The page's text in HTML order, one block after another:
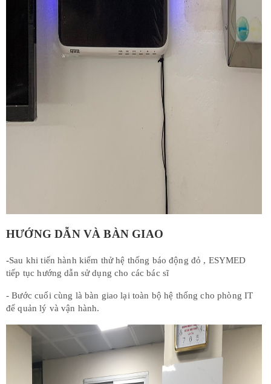
HƯỚNG DẪN VÀ BÀN GIAO
-Sau khi tiến hành kiểm thử hệ thống báo động đỏ , ESYMED
tiếp tục hướng dẫn sử dụng cho các bác sĩ
- Bước cuối cùng là bàn giao lại toàn bộ hệ thống cho phòng IT
để quản lý và vận hành.